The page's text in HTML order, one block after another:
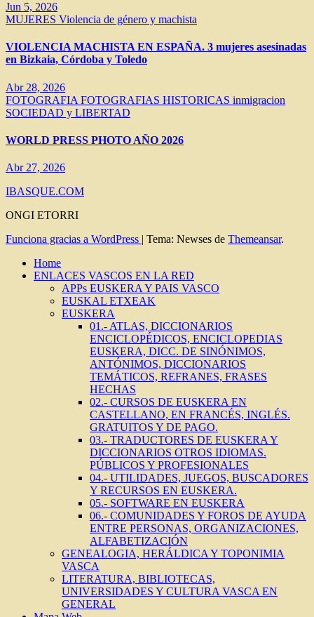
Jun 5, 2026
MUJERES Violencia de género y machista
VIOLENCIA MACHISTA EN ESPAÑA. 3 mujeres asesinadas
en Bizkaia, Córdoba y Toledo
Abr 28, 2026
FOTOGRAFIA FOTOGRAFIAS HISTORICAS inmigracion
SOCIEDAD y LIBERTAD
WORLD PRESS PHOTO AÑO 2026
Abr 27, 2026
IBASQUE.COM
ONGI ETORRI
Funciona gracias a WordPress | Tema: Newses de Themeansar.
Home
ENLACES VASCOS EN LA RED
APPs EUSKERA Y PAIS VASCO
EUSKAL ETXEAK
EUSKERA
01.- ATLAS, DICCIONARIOS
ENCICLOPÉDICOS, ENCICLOPEDIAS
EUSKERA, DICC. DE SINÓNIMOS,
ANTÓNIMOS, DICCIONARIOS
TEMÁTICOS, REFRANES, FRASES
HECHAS
02.- CURSOS DE EUSKERA EN
CASTELLANO, EN FRANCÉS, INGLÉS.
GRATUITOS Y DE PAGO.
03.- TRADUCTORES DE EUSKERA Y
DICCIONARIOS OTROS IDIOMAS.
PÚBLICOS Y PROFESIONALES
04.- UTILIDADES, JUEGOS, BUSCADORES
Y RECURSOS EN EUSKERA.
05.- SOFTWARE EN EUSKERA
06.- COMUNIDADES Y FOROS DE AYUDA
ENTRE PERSONAS, ORGANIZACIONES,
ALFABETIZACIÓN
GENEALOGIA, HERÁLDICA Y TOPONIMIA
VASCA
LITERATURA, BIBLIOTECAS,
UNIVERSIDADES Y CULTURA VASCA EN
GENERAL